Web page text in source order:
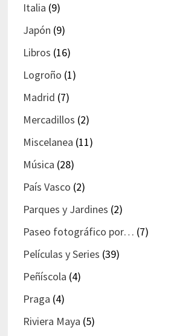
Italia (9)
Japón (9)
Libros (16)
Logroño (1)
Madrid (7)
Mercadillos (2)
Miscelanea (11)
Música (28)
País Vasco (2)
Parques y Jardines (2)
Paseo fotográfico por… (7)
Películas y Series (39)
Peñíscola (4)
Praga (4)
Riviera Maya (5)